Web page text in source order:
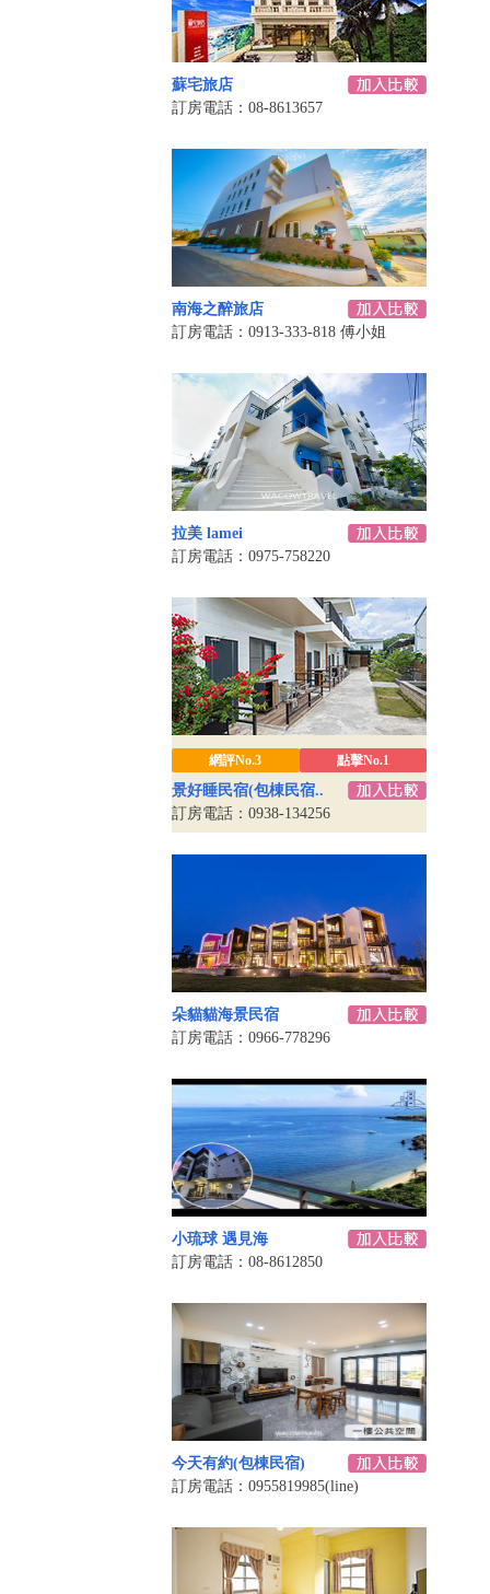
蘇宅旅店
訂房電話：08-8613657
南海之醉旅店
訂房電話：0913-333-818 傅小姐
拉美 lamei
訂房電話：0975-758220
網評No.3 點擊No.1
景好睡民宿(包棟民宿..
訂房電話：0938-134256
朵貓貓海景民宿
訂房電話：0966-778296
小琉球 遇見海
訂房電話：08-8612850
今天有約(包棟民宿)
訂房電話：0955819985(line)